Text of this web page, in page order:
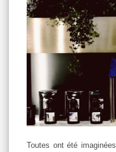
Toutes ont été